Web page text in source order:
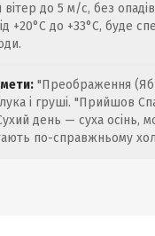
вітер до 5 м/с, без
+20°C до +33°C, буде
"Преображення
і груші. "Прийшов
день — суха осінь,
по-справжньому